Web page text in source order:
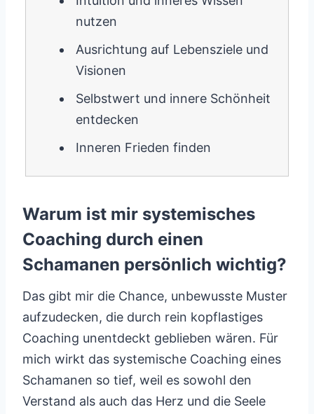
nutzen
Ausrichtung auf Lebensziele und
Visionen
Selbstwert und innere Schönheit
entdecken
Inneren Frieden finden
Warum ist mir systemisches
Coaching durch einen
Schamanen persönlich wichtig?
Das gibt mir die Chance, unbewusste Muster
aufzudecken, die durch rein kopflastiges
Coaching unentdeckt geblieben wären. Für
mich wirkt das systemische Coaching eines
Schamanen so tief, weil es sowohl den
Verstand als auch das Herz und die Seele